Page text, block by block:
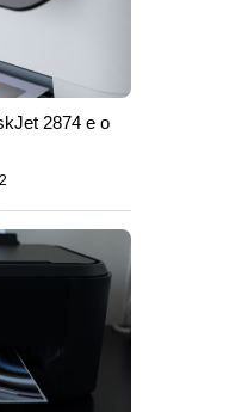
2874 e o